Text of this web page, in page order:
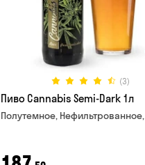
(3)
Пиво Cannabis Semi-Dark 1л
Полутемное, Нефильтрованное,